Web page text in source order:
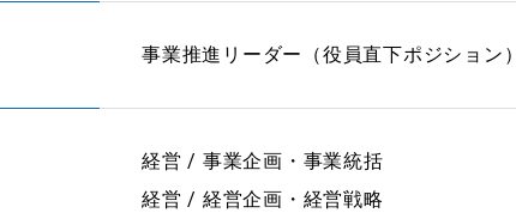
事業推進リーダー（役員直下ポジション）
経営 / 事業企画・事業統括
経営 / 経営企画・経営戦略